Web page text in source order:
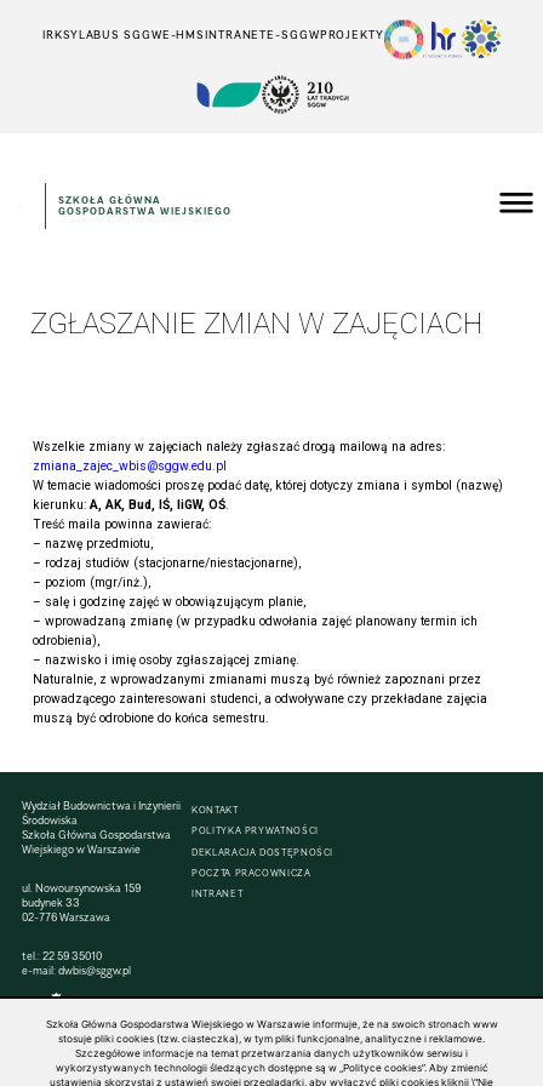
IRKSYLABUS SGGWE-HMSINTRANETE-SGGWPROJEKTY
SZKOŁA GŁÓWNA
GOSPODARSTWA WIEJSKIEGO
ZGŁASZANIE ZMIAN W ZAJĘCIACH
Wszelkie zmiany w zajęciach należy zgłaszać drogą mailową na adres:
zmiana_zajec_wbis@sggw.edu.pl
W temacie wiadomości proszę podać datę, której dotyczy zmiana i symbol (nazwę)
kierunku:A, AK, Bud, IŚ, IiGW, OŚ.
Treść maila powinna zawierać:
– nazwę przedmiotu,
– rodzaj studiów (stacjonarne/niestacjonarne),
– poziom (mgr/inż.),
– salę i godzinę zajęć w obowiązującym planie,
– wprowadzaną zmianę (w przypadku odwołania zajęć planowany termin ich
odrobienia),
– nazwisko i imię osoby zgłaszającej zmianę.
Naturalnie, z wprowadzanymi zmianami muszą być również zapoznani przez
prowadzącego zainteresowani studenci, a odwoływane czy przekładane zajęcia
muszą być odrobione do końca semestru.
Wydział Budownictwa i Inżynierii
Środowiska
Szkoła Główna Gospodarstwa
Wiejskiego w Warszawie
ul. Nowoursynowska 159
budynek 33
02-776 Warszawa
tel.:22 59 35010
e-mail:dwbis@sggw.pl
KONTAKT
POLITYKA PRYWATNOŚCI
DEKLARACJA DOSTĘPNOŚCI
POCZTA PRACOWNICZA
INTRANET
© 1816–2026 SGGW — ALL RIGHTS RESERVED
Szkoła Główna Gospodarstwa Wiejskiego w Warszawie informuje, że na swoich stronach www
stosuje pliki cookies (tzw. ciasteczka), w tym pliki funkcjonalne, analityczne i reklamowe.
Szczegółowe informacje na temat przetwarzania danych użytkowników serwisu i
wykorzystywanych technologii śledzących dostępne są w „Polityce cookies”. Aby zmienić
ustawienia skorzystaj z ustawień swojej przeglądarki, aby wyłączyć pliki cookies kliknij \"Nie